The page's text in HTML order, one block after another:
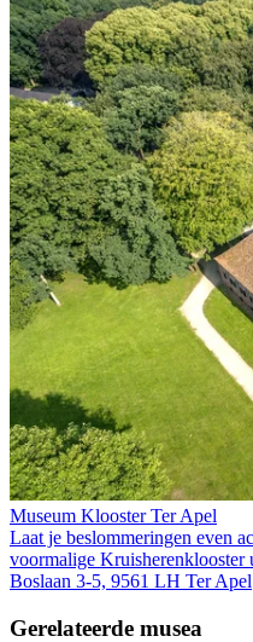
Museum Klooster Ter Apel
Laat je beslommeringen even
voormalige Kruis­heren­klooster
Boslaan 3-5, 9561 LH Ter Apel
Gerelateerde musea